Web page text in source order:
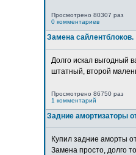
Просмотрено 80307 раз
0 комментариев
Замена сайлентблоков.
Долго искал выгодный
штатный, второй
Просмотрено 86750 раз
1 комментарий
Задние амортизаторы
Купил задние аморты
Замена просто, долго